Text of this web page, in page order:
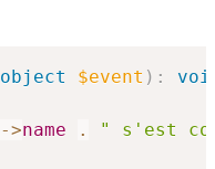
object $event ) :
->name .
" s'est